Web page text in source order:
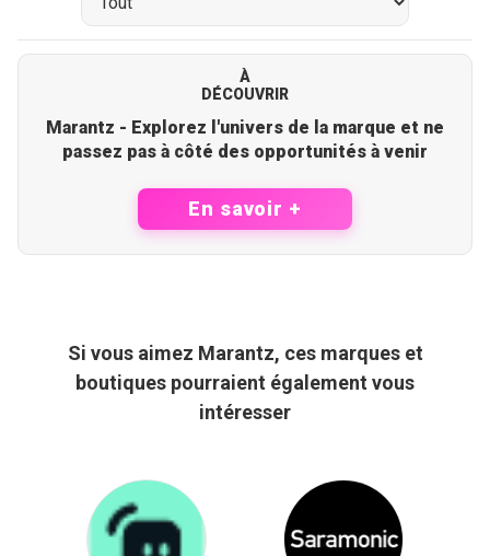
À
DÉCOUVRIR
Marantz - Explorez l'univers de la marque et ne
passez pas à côté des opportunités à venir
En savoir +
Si vous aimez Marantz, ces marques et
boutiques pourraient également vous
intéresser